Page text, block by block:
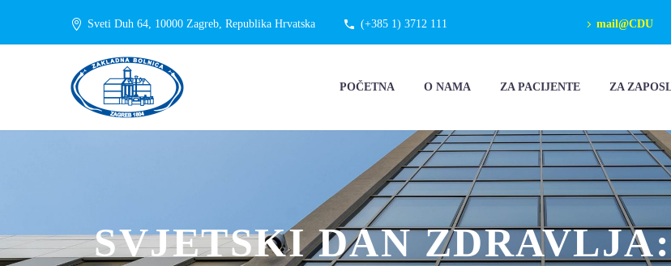
Sveti Duh 64, 10000 Zagreb, Republika Hrvatska (+385 1) 3712 111 mail@CDU
POČETNA O NAMA ZA PACIJENTE ZA
SVJETSKI DAN ZDRAVLJA: